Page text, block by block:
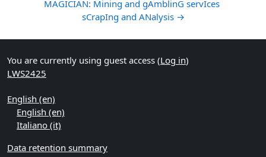
MAGICIAN: Mining and gAmblinG servIces
sCrapIng and ANalysis →
You are currently using guest access (Log in)
LWS2425
English ‎(en)‎
English ‎(en)‎
Italiano ‎(it)‎
Data retention summary